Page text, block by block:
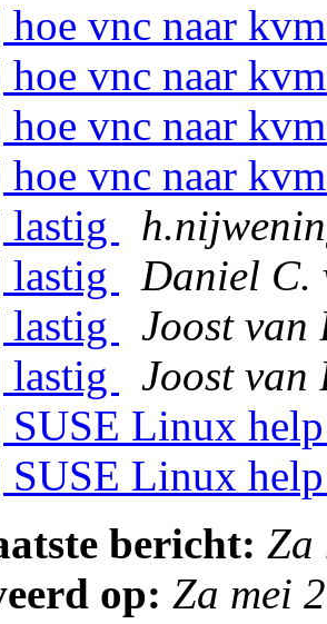
vnc naar
vnc naar
vnc naar
vnc naar
Daniel C.
Joost
Joost
Linux
Linux
bericht: Za
op: Za mei